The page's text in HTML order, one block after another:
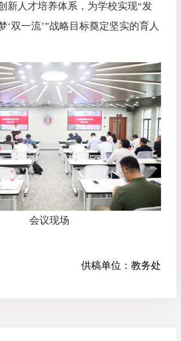
新人才培养体系，为学校实现“发
‘双一流’”战略目标奠定坚实的育人
会议现场
供稿单位： 教务处